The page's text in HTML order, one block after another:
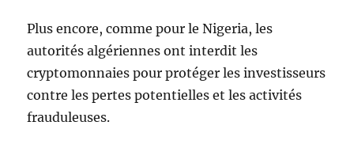
Plus encore, comme pour le Nigeria, les
autorités algériennes ont interdit les
cryptomonnaies pour protéger les investisseurs
contre les pertes potentielles et les activités
frauduleuses.